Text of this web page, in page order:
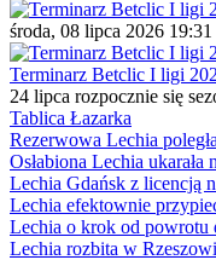
środa, 08 lipca 2026 19:31
Terminarz Betclic I ligi
24 lipca rozpocznie się
Tablica Łazarka
Rezerwowa Lechia
Osłabiona Lechia ukarała
Lechia Gdańsk z licencją
Lechia efektownie
Lechia o krok od powrotu
Lechia rozbita w